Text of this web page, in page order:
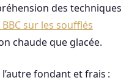
des techniques
sur les soufflés
chaude que glacée.
fondant et frais :